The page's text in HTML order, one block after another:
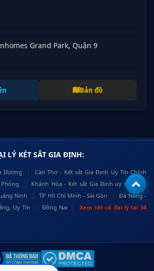
Grand Park, Quận 9
Bản đồ
LÝ KÉT SẮT GIA ĐỊNH:
Dương |
Cần Thơ - Két sắt Gia Định Uy Tín Chính
|
Khánh Hòa - Két sắt Gia Định uy tín, chất
Ninh | TP Hồ Chí Minh - Sài Gòn |
Đà Nẵng -
Uy Tín
| Đồng Nai |
Xem tất cả đại lý tại 34